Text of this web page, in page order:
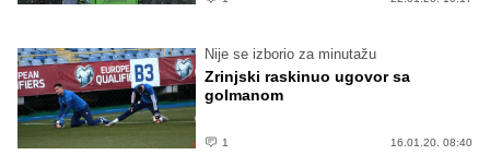
Nije se izborio za minutažu
Zrinjski raskinuo ugovor sa
golmanom
1 16.01.20. 08:40